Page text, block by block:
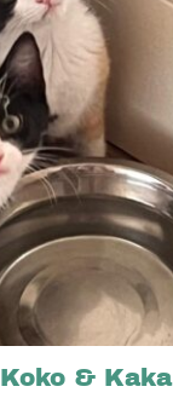
Koko & Kaka